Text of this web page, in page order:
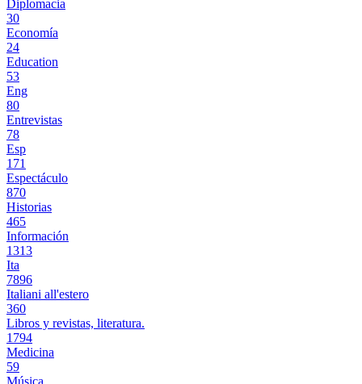
Diplomacia
30
Economía
24
Education
53
Eng
80
Entrevistas
78
Esp
171
Espectáculo
870
Historias
465
Información
1313
Ita
7896
Italiani all'estero
360
Libros y revistas, literatura.
1794
Medicina
59